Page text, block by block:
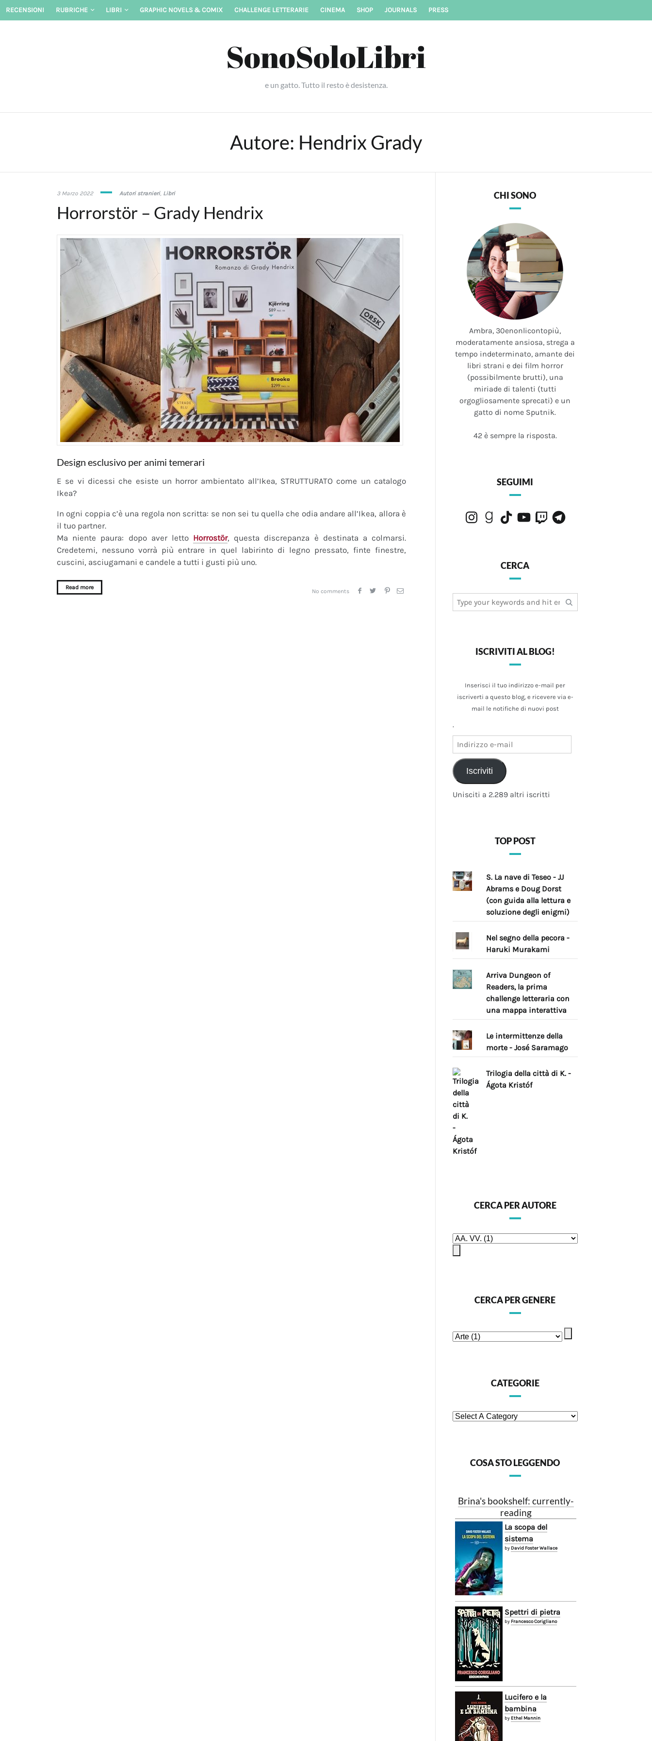
Skip
RECENSIONI RUBRICHE LIBRI GRAPHIC NOVELS & COMIX CHALLENGE LETTERARIE CINEMA SHOP JOURNALS PRESS
SonoSoloLibri
e un gatto. Tutto il resto è desistenza.
Autore: Hendrix Grady
3 Marzo 20223
Autori stranieri, Libri
Horrorstör – Grady Hendrix
Design esclusivo per animi temerari
E se vi dicessi che esiste un horror ambientato all’Ikea, STRUTTURATO come un catalogo
Ikea?
In ogni coppia c’è una regola non scritta: se non sei tu quellə che odia andare all’Ikea, allora è
il tuo partner.
Ma niente paura: dopo aver letto Horrostör, questa discrepanza è destinata a colmarsi.
Credetemi, nessuno vorrà più entrare in quel labirinto di legno pressato, finte finestre,
cuscini, asciugamani e candele a tutti i gusti più uno.
Read more
No comments
CHI SONO
Ambra, 30enonlicontopiù,
moderatamente ansiosa, strega a
tempo indeterminato, amante dei
libri strani e dei film horror
(possibilmente brutti), una
miriade di talenti (tutti
orgogliosamente sprecati) e un
gatto di nome Sputnik.
42 è sempre la risposta.
SEGUIMI
InstagramGoodreads
TikTokYouTubeTwitchTelegram
CERCA
for:
ISCRIVITI AL BLOG!
Inserisci il tuo indirizzo e-mail per
iscriverti a questo blog, e ricevere via e-
mail le notifiche di nuovi post
.
mail
Iscriviti
Unisciti a 2.289 altri iscritti
TOP POST
S. La nave di Teseo - JJ
Abrams e Doug Dorst
(con guida alla lettura e
soluzione degli enigmi)
Nel segno della pecora -
Haruki Murakami
Arriva Dungeon of
Readers, la prima
challenge letteraria con
una mappa interattiva
Le intermittenze della
morte - José Saramago
Trilogia della città di K. -
Ágota Kristóf
CERCA PER AUTORE
CERCA PER GENERE
CATEGORIE
COSA STO LEGGENDO
Brina's bookshelf: currently-
reading
La scopa del
sistema
by David Foster Wallace
Spettri di pietra
by Francesco Corigliano
Lucifero e la
bambina
by Ethel Mannin